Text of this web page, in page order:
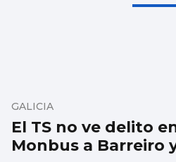
El TS no ve delito
Monbus a Barreiro
GALICIA